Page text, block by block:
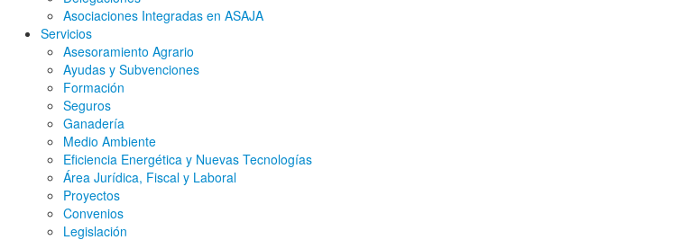
Asociaciones Integradas en ASAJA
Servicios
Asesoramiento Agrario
Ayudas y Subvenciones
Formación
Seguros
Ganadería
Medio Ambiente
Eficiencia Energética y Nuevas Tecnologías
Área Jurídica, Fiscal y Laboral
Proyectos
Convenios
Legislación